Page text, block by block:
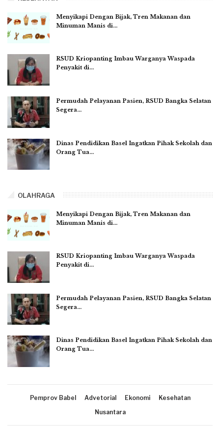
Menyikapi Dengan Bijak, Tren Makanan dan
Minuman Manis di…
RSUD Kriopanting Imbau Warganya Waspada
Penyakit di…
Permudah Pelayanan Pasien, RSUD Bangka Selatan
Segera…
Dinas Pendidikan Basel Ingatkan Pihak Sekolah dan
Orang Tua…
OLAHRAGA
Menyikapi Dengan Bijak, Tren Makanan dan
Minuman Manis di…
RSUD Kriopanting Imbau Warganya Waspada
Penyakit di…
Permudah Pelayanan Pasien, RSUD Bangka Selatan
Segera…
Dinas Pendidikan Basel Ingatkan Pihak Sekolah dan
Orang Tua…
Pemprov Babel Advetorial Ekonomi
Kesehatan
Nusantara